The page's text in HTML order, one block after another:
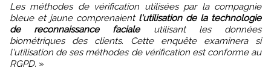
Les méthodes de vérification utilisées par la compagnie
bleue et jaune comprenaientl'utilisation de la technologie
de reconnaissance facialeutilisant les données
biométriques des clients. Cette enquête examinera si
l'utilisation de ses méthodes de vérification est conforme au
RGPD. »